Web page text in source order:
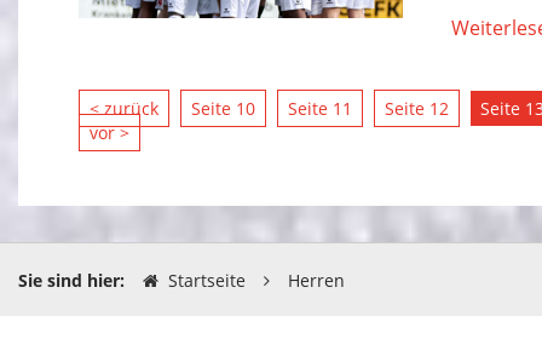
< zurück Seite 10 Seite 11 Seite 12
Seite
vor >
Sie sind hier: Startseite Herren